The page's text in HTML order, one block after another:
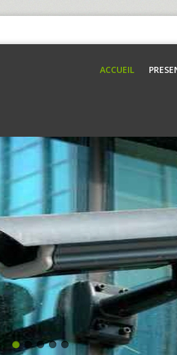
ACCUEIL